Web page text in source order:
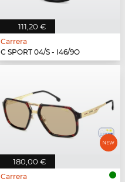
111,20 €
Carrera
C SPORT 04/S - I46/9O
180,00 €
Carrera